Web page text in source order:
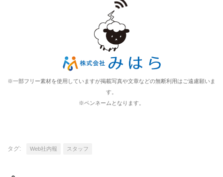
※一部フリー素材を使用していますが掲載写真や文章などの無断利用はご遠慮願いま
す。
※ペンネームとなります。
タグ: Web社内報 スタッフ